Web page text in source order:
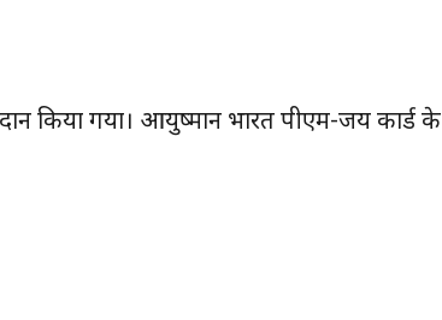
किया गया। आयुष्मान भारत पीएम-जय कार्ड के